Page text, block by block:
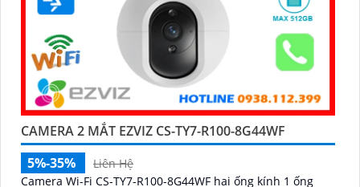
CAMERA 2 MẮT EZVIZ CS-TY7-R100-8G44WF
5%-35%
Liên Hệ
Camera Wi-Fi CS-TY7-R100-8G44WF hai ống kính 1 ống